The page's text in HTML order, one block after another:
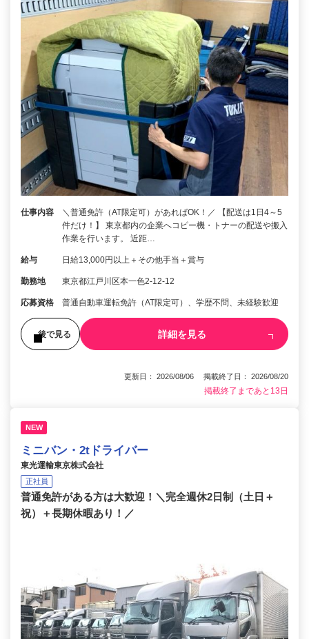
仕事内容
＼普通免許（AT限定可）があればOK！／ 【配送は1日4～5
件だけ！】 東京都内の企業へコピー機・トナーの配送や搬入
作業を行います。 近距…
給与 日給13,000円以上＋その他手当＋賞与
勤務地 東京都江戸川区本一色2-12-12
応募資格 普通自動車運転免許（AT限定可）、学歴不問、未経験歓迎
後で見る 詳細を見る
更新日： 2026/08/06 掲載終了日： 2026/08/20
掲載終了まであと13日
NEW
ミニバン・2tドライバー
東光運輸東京株式会社
正社員
普通免許がある方は大歓迎！＼完全週休2日制（土日＋
祝）＋長期休暇あり！／